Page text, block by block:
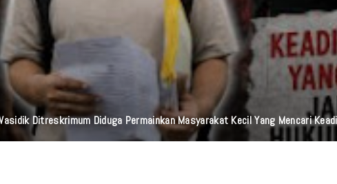
Sepeda Motor Hilang Kepada Pemilik, Wujud Nyata Pelayanan Presisi Polri